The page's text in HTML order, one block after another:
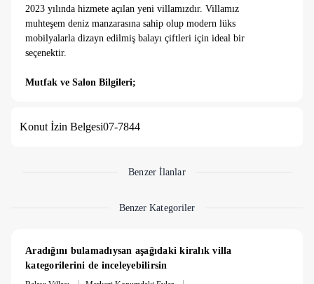
2023 yılında hizmete açılan yeni villamızdır. Villamız
muhteşem deniz manzarasına sahip olup modern lüks
mobilyalarla dizayn edilmiş balayı çiftleri için ideal bir
seçenektir.
Mutfak ve Salon Bilgileri;
sehpa vb. eşyalar bulunmaktadır.
1 adet çift kişilik yatak, klima, komodin,
Villamızda, 3*2 metre ebatlarında 1,50 metre
derinliğinde havuz bulunmaktadır.
Konut İzin Belgesi07-7844
Benzer İlanlar
Benzer Kategoriler
Aradığını bulamadıysan aşağıdaki kiralık villa
kategorilerini de inceleyebilirsin